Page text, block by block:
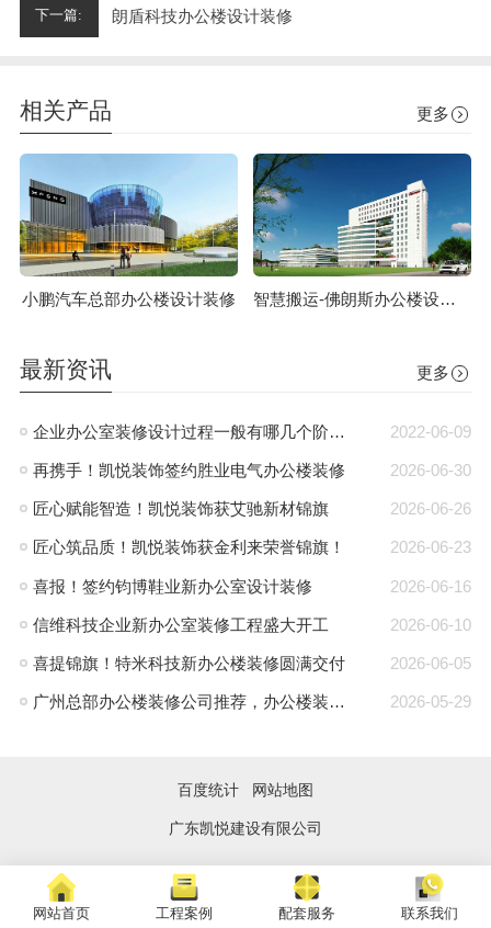
下一篇: 朗盾科技办公楼设计装修
相关产品 更多
小鹏汽车总部办公楼设计装修 智慧搬运-佛朗斯办公楼设计装修
最新资讯 更多
2022-06-09
企业办公室装修设计过程一般有哪几个阶段?
2026-06-30
再携手！凯悦装饰签约胜业电气办公楼装修
2026-06-26
匠心赋能智造！凯悦装饰获艾驰新材锦旗
2026-06-23
匠心筑品质！凯悦装饰获金利来荣誉锦旗！
2026-06-16
喜报！签约钧博鞋业新办公室设计装修
2026-06-10
信维科技企业新办公室装修工程盛大开工
2026-06-05
喜提锦旗！特米科技新办公楼装修圆满交付
2026-05-29
广州总部办公楼装修公司推荐，办公楼装修就找凯悦装饰
百度统计 网站地图
广东凯悦建设有限公司
网站首页 工程案例 配套服务 联系我们